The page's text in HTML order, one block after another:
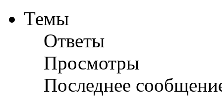
Темы
Ответы
Просмотры
Последнее